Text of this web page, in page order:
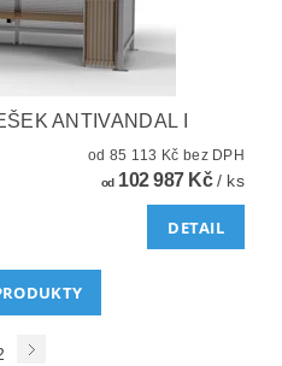
ANTIVANDAL I
od 85 113 Kč bez DPH
od102 987 Kč/ ks
DETAIL